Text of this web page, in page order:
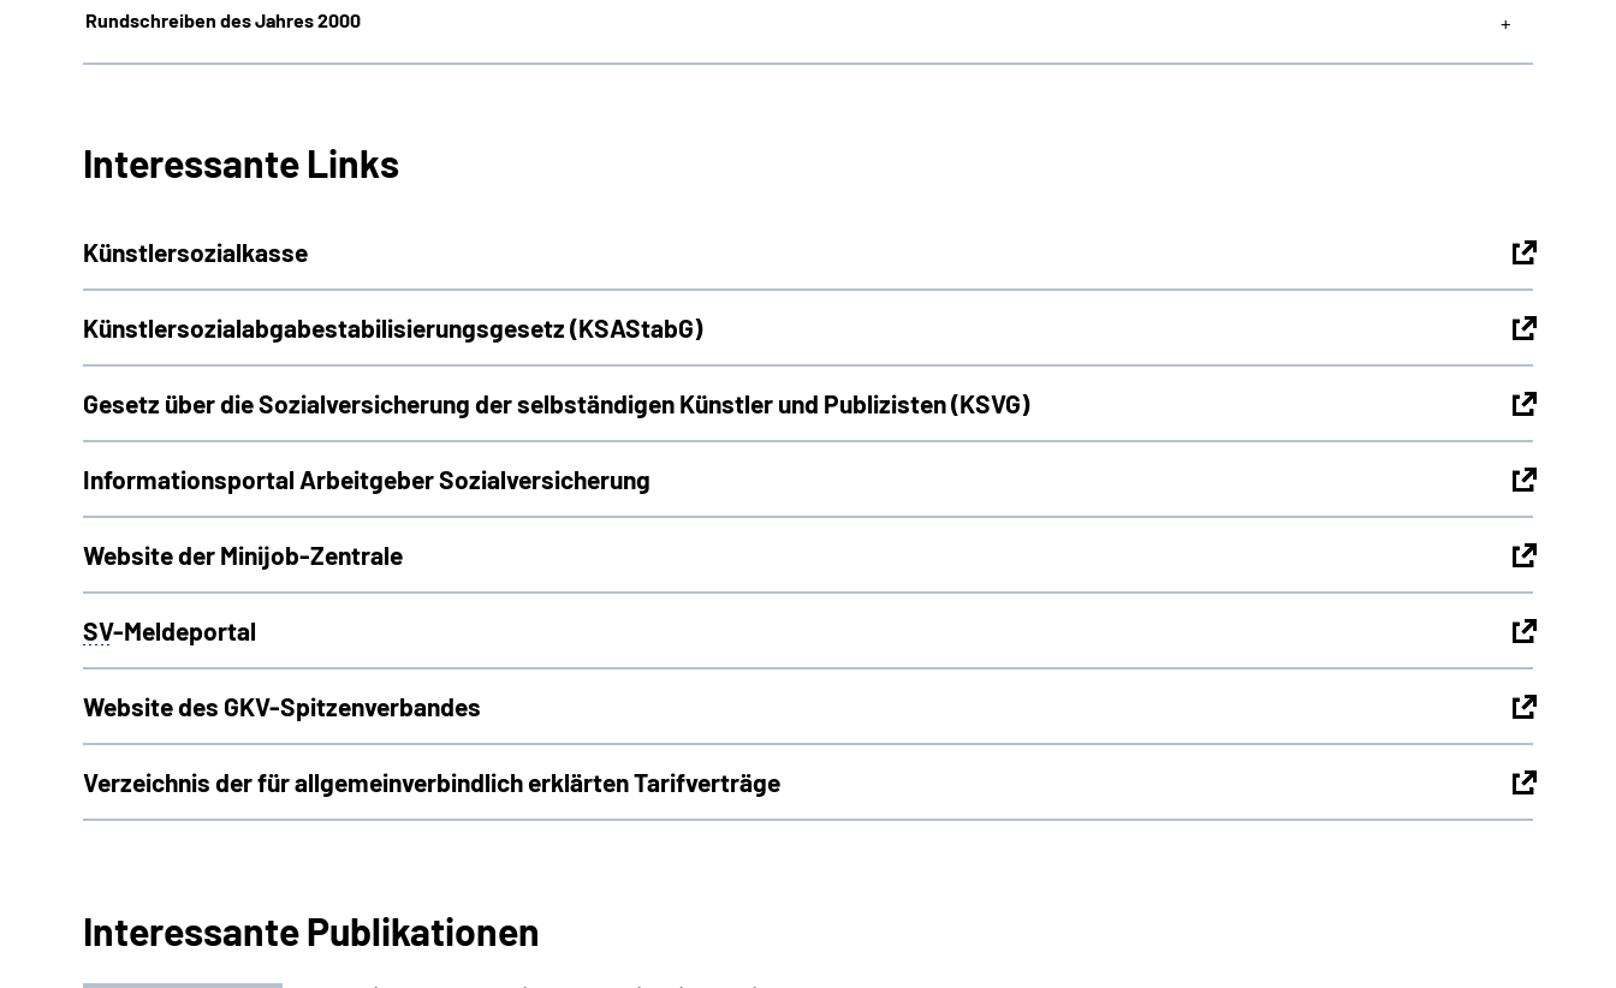
Rundschreiben des Jahres 2000
Interessante Links
Künstlersozialkasse
Künstlersozialabgabestabilisierungsgesetz (KSAStabG)
Gesetz über die Sozialversicherung der selbständigen Künstler und Publizisten (KSVG)
Informationsportal Arbeitgeber Sozialversicherung
Website der Minijob-Zentrale
SV-Meldeportal
Website des GKV-Spitzenverbandes
Verzeichnis der für allgemeinverbindlich erklärten Tarifverträge
Interessante Publikationen